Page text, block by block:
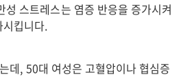
성 스트레스는 염증 반응을 증가시켜
킵니다.
데, 50대 여성은 고혈압이나 협심증